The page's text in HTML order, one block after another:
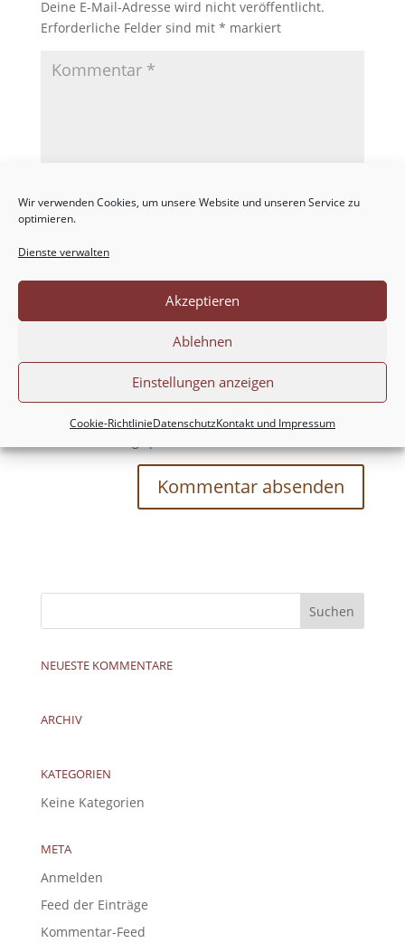
Wir verwenden Cookies, um unsere Website und unseren Service zu
optimieren.
Dienste verwalten
Akzeptieren
Ablehnen
Einstellungen anzeigen
Cookie-RichtlinieDatenschutzKontakt und Impressum
Deine E-Mail-Adresse wird nicht veröffentlicht.
Erforderliche Felder sind mit * markiert
Meinen Namen, meine E-Mail-Adresse und
meine Website in diesem Browser für die nächste
NEUESTE KOMMENTARE
ARCHIV
KATEGORIEN
Keine Kategorien
META
Anmelden
Feed der Einträge
Kommentar-Feed